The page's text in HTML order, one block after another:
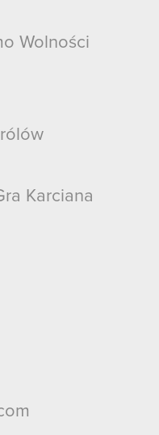
Wolności
Karciana